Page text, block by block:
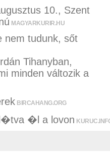
10., Szent
MAGYARKURIR.HU
nem tudunk, sőt
Tihanyban,
minden változik a
BIRCAHANG.ORG
�l a lovon